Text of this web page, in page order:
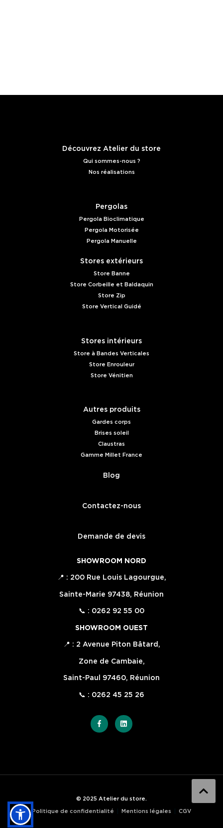
Découvrez Atelier du store
Qui sommes-nous ?
Nos réalisations
Pergolas
Pergola Bioclimatique
Pergola Motorisée
Pergola Manuelle
Stores extérieurs
Store Banne
Store Corbeille et Baldaquin
Store Zip
Store Vertical Guidé
Stores intérieurs
Store à Bandes Verticales
Store Enrouleur
Store Vénitien
Autres produits
Gardes corps
Brises soleil
Claustras
Gamme Millet France
Blog
Contactez-nous
Demande de devis
SHOWROOM NORD
📍 : 200 Rue Louis Lagourgue,
Sainte-Marie 97438, Réunion
📞 : 0262 92 55 00
SHOWROOM OUEST
📍 : 2 Avenue Piton Bâtard,
Zone de Cambaie,
Saint-Paul 97460, Réunion
📞 : 0262 45 25 26
© 2025 Atelier du store.
Politique de confidentialité Mentions légales CGV